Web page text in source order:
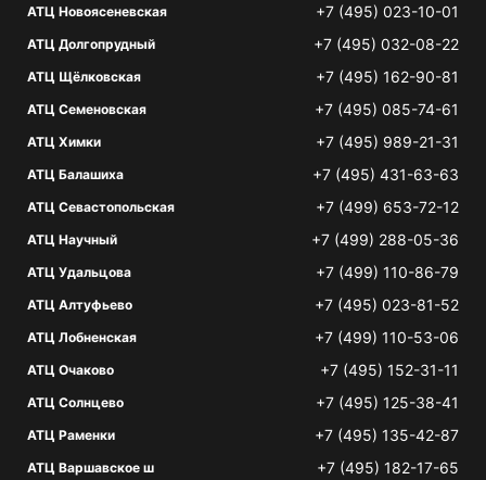
АТЦ Новоясеневская +7 (495) 023-10-01
АТЦ Долгопрудный +7 (495) 032-08-22
АТЦ Щёлковская +7 (495) 162-90-81
АТЦ Семеновская +7 (495) 085-74-61
АТЦ Химки +7 (495) 989-21-31
АТЦ Балашиха +7 (495) 431-63-63
АТЦ Севастопольская +7 (499) 653-72-12
АТЦ Научный +7 (499) 288-05-36
АТЦ Удальцова +7 (499) 110-86-79
АТЦ Алтуфьево +7 (495) 023-81-52
АТЦ Лобненская +7 (499) 110-53-06
АТЦ Очаково +7 (495) 152-31-11
АТЦ Солнцево +7 (495) 125-38-41
АТЦ Раменки +7 (495) 135-42-87
АТЦ Варшавское ш +7 (495) 182-17-65